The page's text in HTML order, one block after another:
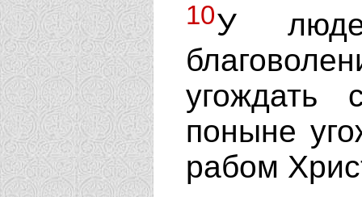
10У
поныне
рабом